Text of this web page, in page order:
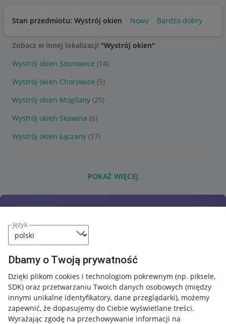
język
Dbamy o Twoją prywatność
Dzięki plikom cookies i technologiom pokrewnym (np. piksele,
SDK) oraz przetwarzaniu Twoich danych osobowych (między
innymi unikalne identyfikatory, dane przeglądarki), możemy
zapewnić, że dopasujemy do Ciebie wyświetlane treści.
Wyrażając zgodę na przechowywanie informacji na
Stan przedmiotu: Wystrój okien Nowy Bardzo dobry
Zobacz w innej lokalizacji "Wystrój okien"
Wystrój okien Sosnowice (14)
Wystrój okien Chorowice (5)
Wystrój okien Mogilany (25)
Wystrój okien Skawina (6)
Wystrój okien Łączany (17)
POKAŻ WIĘCEJ